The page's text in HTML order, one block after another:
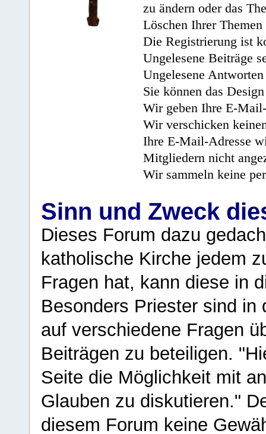
zu ändern oder das
Löschen Ihrer
Die Registrierung ist
Ungelesene Beiträge
Ungelesene
Sie können das
Wir geben Ihre E-
Wir verschicken
Ihre E-Mail-Adresse
Mitgliedern nicht
Wir sammeln keine
Sinn und Zweck
Dieses Forum dazu
katholische Kirche jedem
Fragen hat, kann diese in
Besonders Priester sind in
auf verschiedene Fragen
Beiträgen zu beteiligen.
Seite die Möglichkeit mit
Glauben zu diskutieren."
diesem Forum keine